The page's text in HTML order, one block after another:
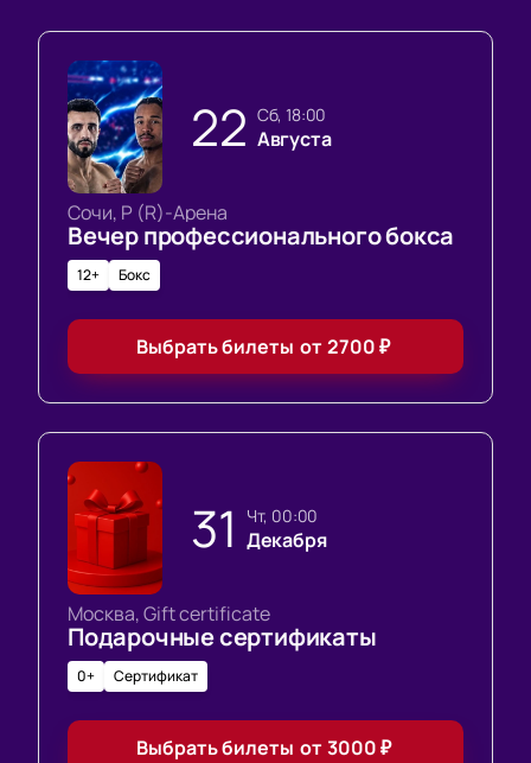
22 сб, 18:00
Августа
Сочи, Р (R)-Арена
Вечер профессионального бокса
12+ Бокс
Выбрать билеты от2700₽
31 чт, 00:00
Декабря
Москва, Gift certificate
Подарочные сертификаты
0+ Сертификат
Выбрать билеты от 3000₽